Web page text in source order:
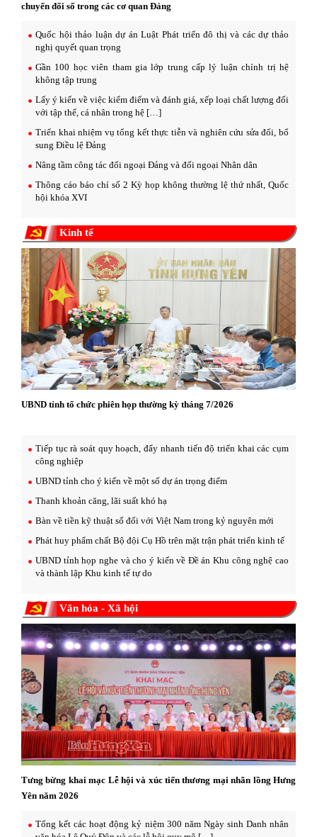
chuyển đổi số trong các cơ quan Đảng
Quốc hội thảo luận dự án Luật Phát triển đô thị và các dự thảo
nghị quyết quan trọng
Gần 100 học viên tham gia lớp trung cấp lý luận chính trị hệ
không tập trung
Lấy ý kiến về việc kiểm điểm và đánh giá, xếp loại chất lượng đối
với tập thể, cá nhân trong hệ […]
Triển khai nhiệm vụ tổng kết thực tiễn và nghiên cứu sửa đổi, bổ
sung Điều lệ Đảng
Nâng tầm công tác đối ngoại Đảng và đối ngoại Nhân dân
Thông cáo báo chí số 2 Kỳ họp không thường lệ thứ nhất, Quốc
hội khóa XVI
Kinh tế
UBND tỉnh tổ chức phiên họp thường kỳ tháng 7/2026
Tiếp tục rà soát quy hoạch, đẩy nhanh tiến độ triển khai các cụm
công nghiệp
UBND tỉnh cho ý kiến về một số dự án trọng điểm
Thanh khoản căng, lãi suất khó hạ
Bàn về tiền kỹ thuật số đối với Việt Nam trong kỷ nguyên mới
Phát huy phẩm chất Bộ đội Cụ Hồ trên mặt trận phát triển kinh tế
UBND tỉnh họp nghe và cho ý kiến về Đề án Khu công nghệ cao
và thành lập Khu kinh tế tự do
Văn hóa - Xã hội
Tưng bừng khai mạc Lễ hội và xúc tiến thương mại nhãn lồng Hưng
Yên năm 2026
Tổng kết các hoạt động kỷ niệm 300 năm Ngày sinh Danh nhân